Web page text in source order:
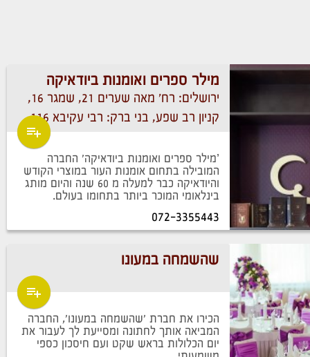
מילר ספרים ואומנות ביודאיקה
ירושלים: רח' מאה שערים 21, שמגר 16,
קניון רב שפע, בני ברק: רבי עקיבא 116.
’מילר ספרים ואומנות ביודאיקה' החברה
המובילה בתחום אומנות העור במוצרי הקודש
והיודאיקה כבר למעלה מ 60 שנה והיום מותג
בינלאומי המוכר ביותר בתחומו בעולם.
072-3355443
שהשמחה במעונו
הכירו את חברת 'שהשמחה במעונו', החברה
המביאה אותך לחתונה ומסייעת לך לעבור את
יום הכלולות בראש שקט ועם חיסכון כספי